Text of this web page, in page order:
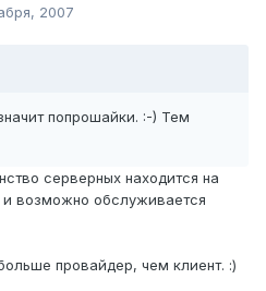
2007
попрошайки. :-) Тем
серверных находится на
и возможно обслуживается
провайдер, чем клиент. :)